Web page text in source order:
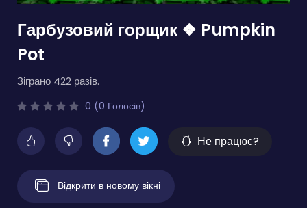
Гарбузовий горщик ❖ Pumpkin
Pot
Зіграно 422 разів.
0 (0 Голосів)
Не працює?
Відкрити в новому вікні